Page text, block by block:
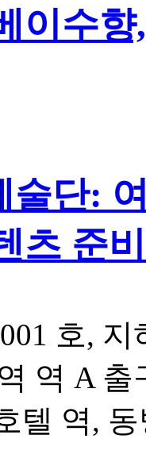
이수
술단:
츠 준비
호,
역 A
텔 역,